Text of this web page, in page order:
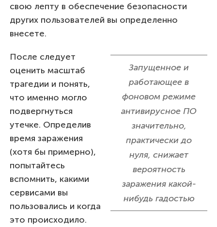
свою лепту в обеспечение безопасности
других пользователей вы определенно
внесете.
Запущенное и
работающее в
фоновом режиме
антивирусное ПО
значительно,
практически до
нуля, снижает
вероятность
заражения какой-
нибудь гадостью
После следует
оценить масштаб
трагедии и понять,
что именно могло
подвергнуться
утечке. Определив
время заражения
(хотя бы примерно),
попытайтесь
вспомнить, какими
сервисами вы
пользовались и когда
это происходило.